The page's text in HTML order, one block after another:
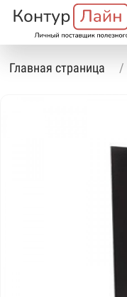
Главная страница